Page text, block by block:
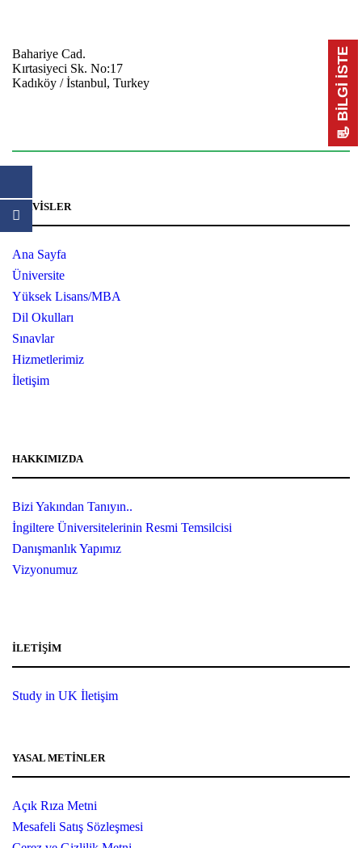
Bahariye Cad.
Kırtasiyeci Sk. No:17
Kadıköy / İstanbul, Turkey
SERVISLER
Ana Sayfa
Üniversite
Yüksek Lisans/MBA
Dil Okulları
Sınavlar
Hizmetlerimiz
İletişim
HAKKIMIZDA
Bizi Yakından Tanıyın..
İngiltere Üniversitelerinin Resmi Temsilcisi
Danışmanlık Yapımız
Vizyonumuz
İLETIŞIM
Study in UK İletişim
YASAL METINLER
Açık Rıza Metni
Mesafeli Satış Sözleşmesi
📃 BİLGİ İSTE